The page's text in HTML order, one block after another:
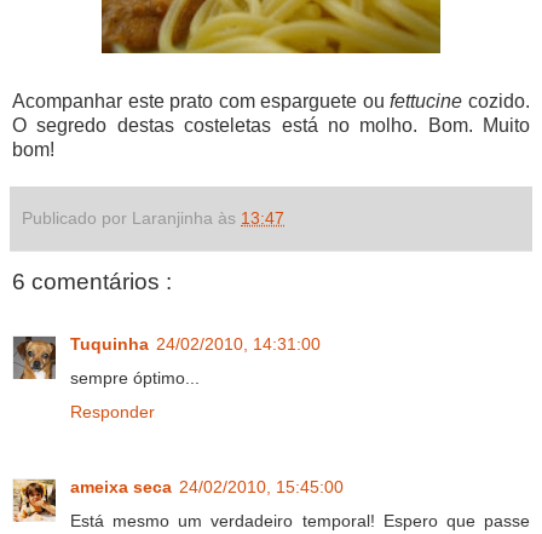
Acompanhar este prato com esparguete oufettucine cozido.
O segredo destas costeletas está no molho. Bom. Muito
bom!
Publicado por Laranjinha às 13:47
6 comentários :
Tuquinha 24/02/2010, 14:31:00
sempre óptimo...
Responder
ameixa seca 24/02/2010, 15:45:00
Está mesmo um verdadeiro temporal! Espero que passe